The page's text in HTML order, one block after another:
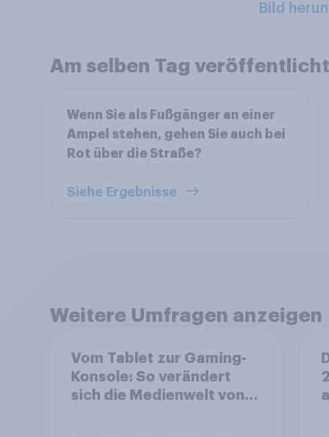
Bild
Am selben Tag veröffentlicht
Wenn Sie als Fußgänger an einer
Ampel stehen, gehen Sie auch bei
Rot über die Straße?
Siehe Ergebnisse
Weitere Umfragen anzeigen
Vom Tablet zur Gaming-
Konsole: So verändert
sich die Medienwelt von